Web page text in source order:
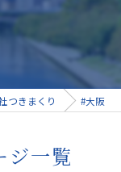
つきまくり #大阪
ジ一覧